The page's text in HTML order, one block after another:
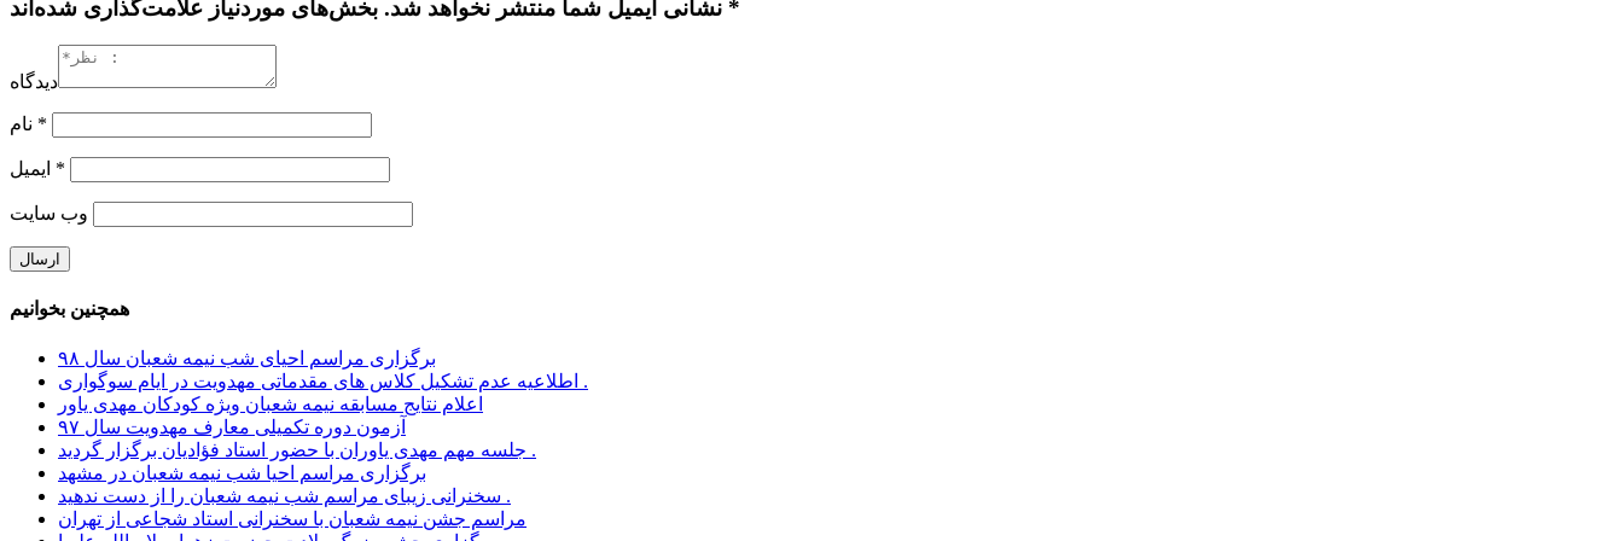
نشانی ایمیل شما منتشر نخواهد شد. بخش‌های موردنیاز علامت‌گذاری شده‌اند *
دیدگاه
*
*
وب‌ سایت
همچنین بخوانیم
برگزاری مراسم احیای شب نیمه شعبان سال ۹۸
اطلاعیه عدم تشکیل کلاس های مقدماتی مهدویت در ایام سوگواری .
اعلام نتایج مسابقه نیمه شعبان ویژه کودکان مهدی یاور
آزمون دوره تکمیلی معارف مهدویت سال ۹۷
جلسه مهم مهدی یاوران با حضور استاد فؤادیان برگزار گردید .
برگزاری مراسم احیا شب نیمه شعبان در مشهد
سخنرانی زیبای مراسم شب نیمه شعبان را از دست ندهید .
مراسم جشن نیمه شعبان با سخنرانی استاد شجاعی از تهران